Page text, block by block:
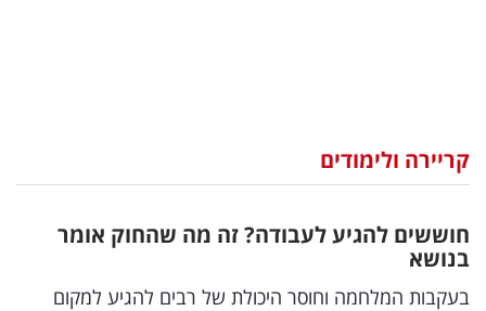
וצרכנות
דיגיטל
וטק
קריירה ולימודים
חוששים להגיע לעבודה? זה מה שהחוק אומר
בנושא
בעקבות המלחמה וחוסר היכולת של רבים להגיע למקום